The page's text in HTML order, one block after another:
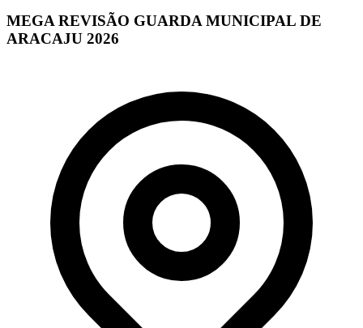
MEGA REVISÃO GUARDA MUNICIPAL DE
ARACAJU 2026